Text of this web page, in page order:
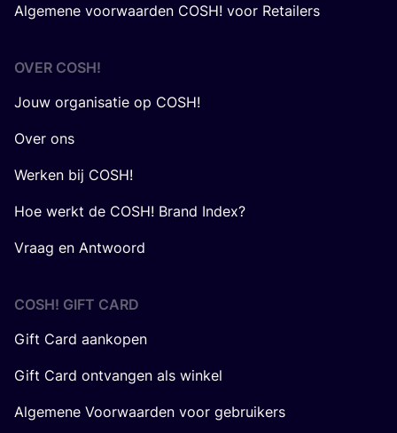
Algemene voorwaarden COSH! voor Retailers
OVER COSH!
Jouw organisatie op COSH!
Over ons
Werken bij COSH!
Hoe werkt de COSH! Brand Index?
Vraag en Antwoord
COSH! GIFT CARD
Gift Card aankopen
Gift Card ontvangen als winkel
Algemene Voorwaarden voor gebruikers